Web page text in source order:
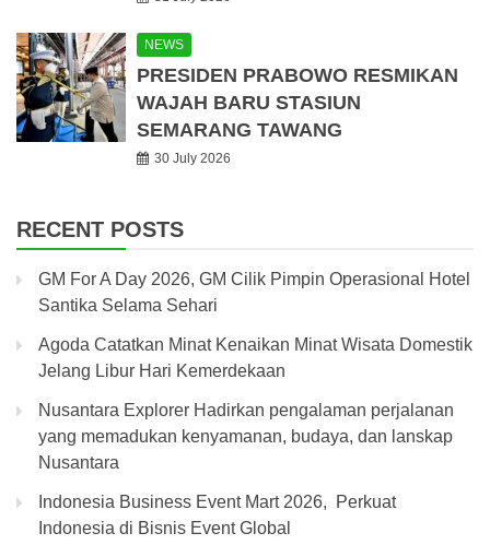
NEWS
PRESIDEN PRABOWO RESMIKAN
WAJAH BARU STASIUN
SEMARANG TAWANG
30 July 2026
RECENT POSTS
GM For A Day 2026, GM Cilik Pimpin Operasional Hotel
Santika Selama Sehari
Agoda Catatkan Minat Kenaikan Minat Wisata Domestik
Jelang Libur Hari Kemerdekaan
Nusantara Explorer Hadirkan pengalaman perjalanan
yang memadukan kenyamanan, budaya, dan lanskap
Nusantara
Indonesia Business Event Mart 2026, Perkuat
Indonesia di Bisnis Event Global